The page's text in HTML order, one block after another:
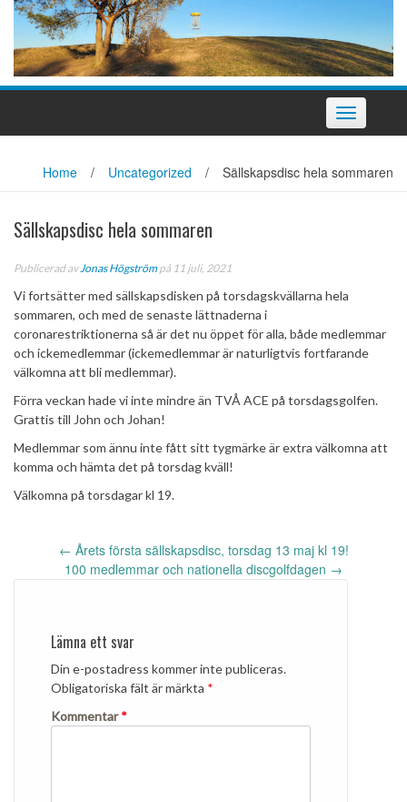
Slå
på/av
navigering
Home / Uncategorized / Sällskapsdisc hela sommaren
Sällskapsdisc hela sommaren
Publicerad av Jonas Högströmpå 11 juli, 2021
Vi fortsätter med sällskapsdisken på torsdagskvällarna hela
sommaren, och med de senaste lättnaderna i
coronarestriktionerna så är det nu öppet för alla, både medlemmar
och ickemedlemmar (ickemedlemmar är naturligtvis fortfarande
välkomna att bli medlemmar).
Förra veckan hade vi inte mindre än TVÅ ACE på torsdagsgolfen.
Grattis till John och Johan!
Medlemmar som ännu inte fått sitt tygmärke är extra välkomna att
komma och hämta det på torsdag kväll!
Välkomna på torsdagar kl 19.
Inläggsnavigering
← Årets första sällskapsdisc, torsdag 13 maj kl 19!
100 medlemmar och nationella discgolfdagen →
Lämna ett svar
Din e-postadress kommer inte publiceras.
Obligatoriska fält är märkta *
Kommentar*